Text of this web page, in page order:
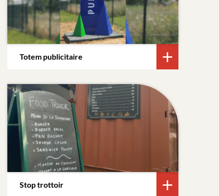
Totem publicitaire
Stop trottoir